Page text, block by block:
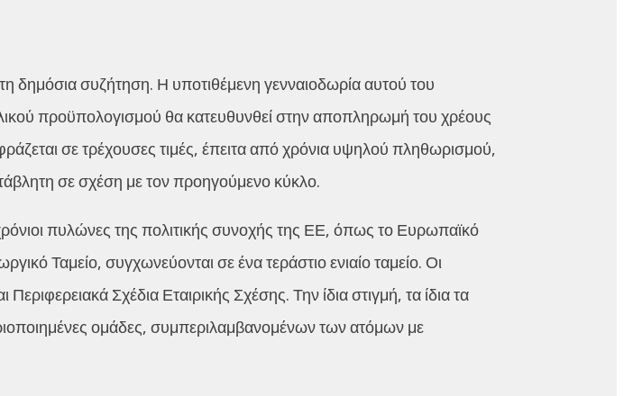
δημόσια συζήτηση. Η υποτιθέμενη γενναιοδωρία αυτού του
προϋπολογισμού θα κατευθυνθεί στην αποπληρωμή του χρέους
σε τρέχουσες τιμές, έπειτα από χρόνια υψηλού πληθωρισμού,
σε σχέση με τον προηγούμενο κύκλο.
πυλώνες της πολιτικής συνοχής της ΕΕ, όπως το Ευρωπαϊκό
Ταμείο, συγχωνεύονται σε ένα τεράστιο ενιαίο ταμείο. Οι
Σχέδια Εταιρικής Σχέσης. Την ίδια στιγμή, τα ίδια τα
ομάδες, συμπεριλαμβανομένων των ατόμων με